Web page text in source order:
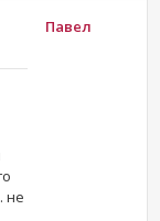
не
Павел